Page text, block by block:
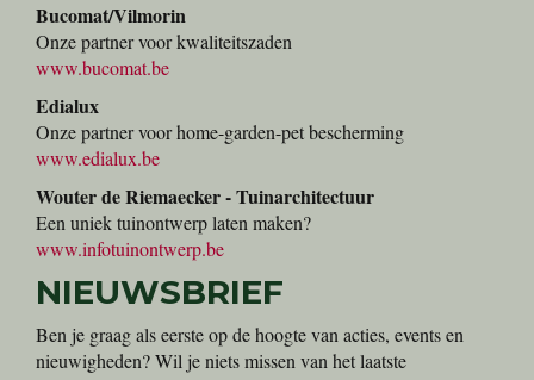
Bucomat/Vilmorin
Onze partner voor kwaliteitszaden
www.bucomat.be
Edialux
Onze partner voor home-garden-pet bescherming
www.edialux.be
Wouter de Riemaecker - Tuinarchitectuur
Een uniek tuinontwerp laten maken?
www.infotuinontwerp.be
NIEUWSBRIEF
Ben je graag als eerste op de hoogte van acties, events en
nieuwigheden? Wil je niets missen van het laatste